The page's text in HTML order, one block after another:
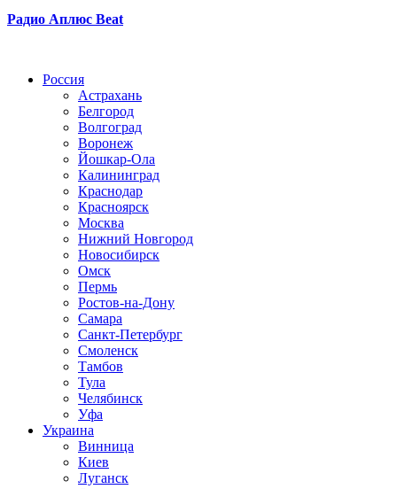
Радио Аплюс Beat
Россия
Астрахань
Белгород
Волгоград
Воронеж
Йошкар-Ола
Калининград
Краснодар
Красноярск
Москва
Нижний Новгород
Новосибирск
Омск
Пермь
Ростов-на-Дону
Самара
Санкт-Петербург
Смоленск
Тамбов
Тула
Челябинск
Уфа
Украина
Винница
Киев
Луганск